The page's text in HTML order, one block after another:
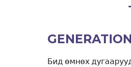
Бид өмнөх